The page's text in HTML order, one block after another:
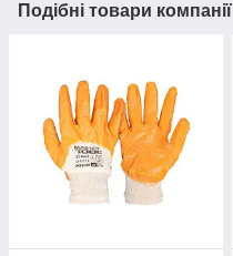
Подібні товари компанії